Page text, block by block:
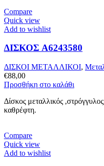
Compare
Quick view
Add to wishlist
ΔΙΣΚΟΣ A6243580
ΔΙΣΚΟΙ ΜΕΤΑΛΛΙΚΟΙ,
€88,00
Προσθήκη στο καλάθι
Δίσκος μεταλλικός
καθρέφτη.
Compare
Quick view
Add to wishlist